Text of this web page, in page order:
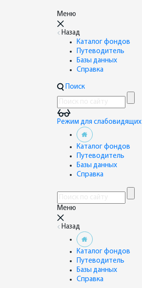
Меню
Назад
Каталог фондов
Путеводитель
Базы данных
Справка
Поиск
Режим для слабовидящих
Каталог фондов
Путеводитель
Базы данных
Справка
Меню
Назад
Каталог фондов
Путеводитель
Базы данных
Справка